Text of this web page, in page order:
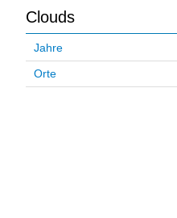
Clouds
Jahre
Orte